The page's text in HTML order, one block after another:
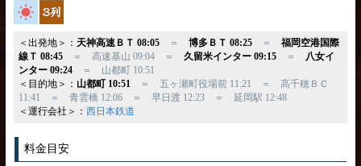
高速バス
＜出発地＞： 天神高速ＢＴ 08:05＝ 博多ＢＴ 08:25＝ 福岡空港国際
線Ｔ 08:45＝ 高速基山 09:04 ＝ 久留米インター 09:15＝
八女イ
ンター 09:24＝ 山都町 10:51
＜目的地＞： 山都町 10:51＝ 五ヶ瀬町役場前 11:21 ＝ 高千穂ＢＣ
11:41 ＝ 青雲橋 12:06 ＝ 早日渡 12:23 ＝ 延岡駅 12:48
＜運行会社＞： 西日本鉄道
料金目安